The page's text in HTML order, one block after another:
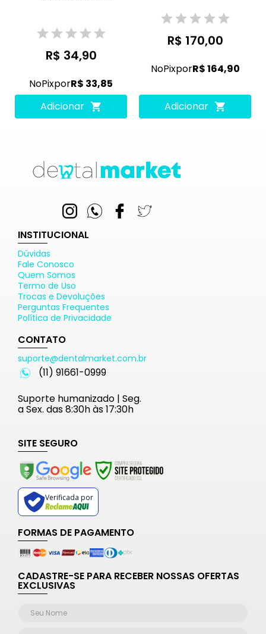
R$ 34,90
NoPixporR$ 33,85
Adicionar
R$ 170,00
NoPixporR$ 164,90
Adicionar
INSTITUCIONAL
Dúvidas
Fale Conosco
Quem Somos
Termo de Uso
Trocas e Devoluções
Perguntas Frequentes
Política de Privacidade
CONTATO
suporte@dentalmarket.com.br
(11) 91661-0999
Suporte humanizado | Seg.
a Sex. das 8:30h às 17:30h
SITE SEGURO
Verificada por
FORMAS DE PAGAMENTO
CADASTRE-SE PARA RECEBER NOSSAS OFERTAS
EXCLUSIVAS